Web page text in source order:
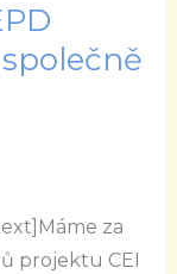
za
projektu CEI